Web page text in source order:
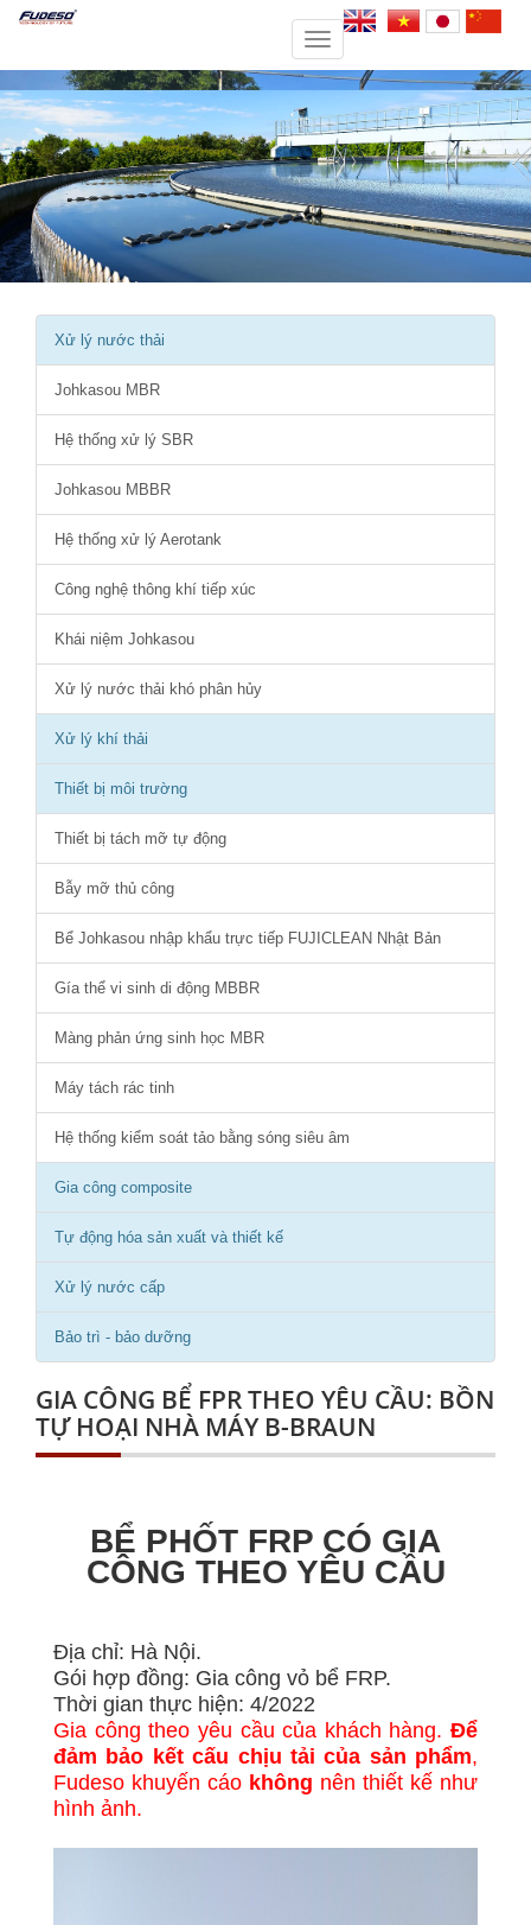
Toggle
navigation
Xử lý nước thải
Johkasou MBR
Hệ thống xử lý SBR
Johkasou MBBR
Hệ thống xử lý Aerotank
Công nghệ thông khí tiếp xúc
Khái niệm Johkasou
Xử lý nước thải khó phân hủy
Xử lý khí thải
Thiết bị môi trường
Thiết bị tách mỡ tự động
Bẫy mỡ thủ công
Bể Johkasou nhập khẩu trực tiếp FUJICLEAN Nhật Bản
Gía thể vi sinh di động MBBR
Màng phản ứng sinh học MBR
Máy tách rác tinh
Hệ thống kiểm soát tảo bằng sóng siêu âm
Gia công composite
Tự động hóa sản xuất và thiết kế
Xử lý nước cấp
Bảo trì - bảo dưỡng
GIA CÔNG BỂ FPR THEO YÊU CẦU: BỒN
TỰ HOẠI NHÀ MÁY B-BRAUN
BỂ PHỐT FRP CÓ GIA
CÔNG THEO YÊU CẦU
Địa chỉ: Hà Nội.
Gói hợp đồng: Gia công vỏ bể FRP.
Thời gian thực hiện: 4/2022
Gia công theo yêu cầu của khách hàng. Để
đảm bảo kết cấu chịu tải của sản phẩm,
Fudeso khuyến cáo không nên thiết kế như
hình ảnh.